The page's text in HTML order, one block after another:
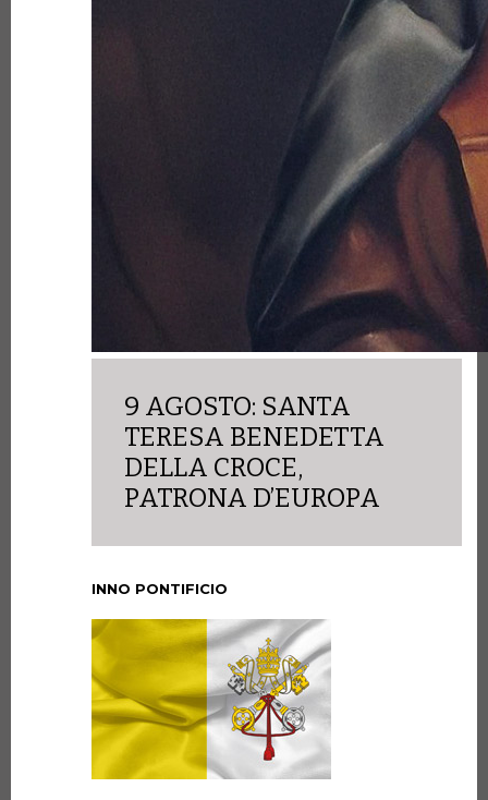
9 AGOSTO: SANTA
TERESA BENEDETTA
DELLA CROCE,
PATRONA D’EUROPA
INNO PONTIFICIO